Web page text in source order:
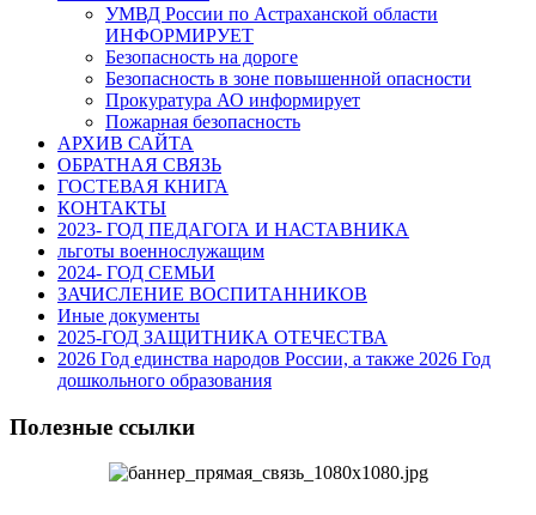
УМВД России по Астраханской области
ИНФОРМИРУЕТ
Безопасность на дороге
Безопасность в зоне повышенной опасности
Прокуратура АО информирует
Пожарная безопасность
АРХИВ САЙТА
ОБРАТНАЯ СВЯЗЬ
ГОСТЕВАЯ КНИГА
КОНТАКТЫ
2023- ГОД ПЕДАГОГА И НАСТАВНИКА
льготы военнослужащим
2024- ГОД СЕМЬИ
ЗАЧИСЛЕНИЕ ВОСПИТАННИКОВ
Иные документы
2025-ГОД ЗАЩИТНИКА ОТЕЧЕСТВА
2026 Год единства народов России, а также 2026 Год
дошкольного образования
Полезные ссылки